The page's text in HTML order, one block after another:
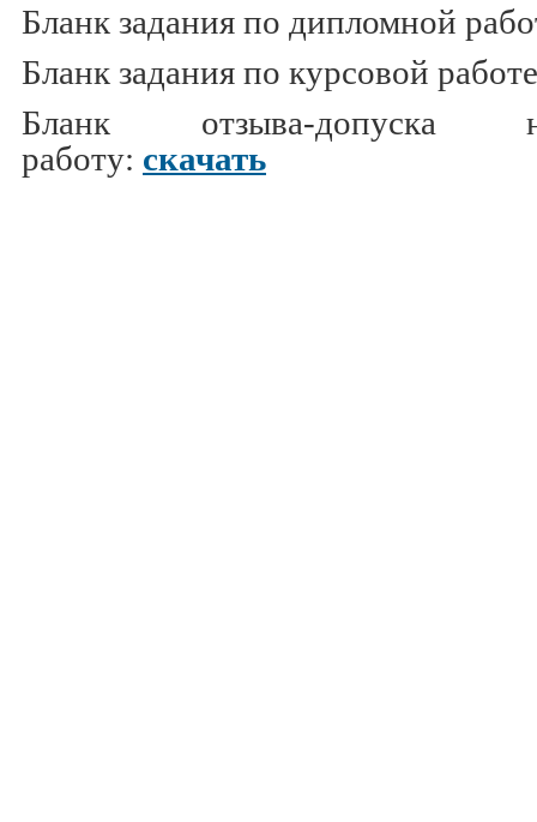
Бланк задания по дипломной
Бланк задания по курсовой
Бланк отзыва-допуска
работу: скачать